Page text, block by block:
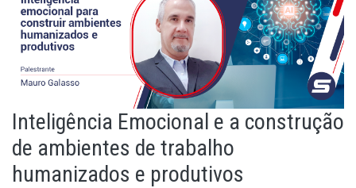
Inteligência Emocional e a construção
de ambientes de trabalho
humanizados e produtivos